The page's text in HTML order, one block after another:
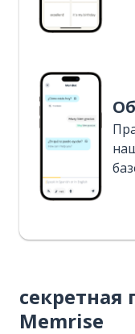
секретная
Memrise